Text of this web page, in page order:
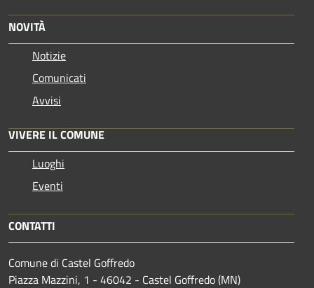
NOVITÀ
Notizie
Comunicati
Avvisi
VIVERE IL COMUNE
Luoghi
Eventi
CONTATTI
Comune di Castel Goffredo
Piazza Mazzini, 1 - 46042 - Castel Goffredo (MN)